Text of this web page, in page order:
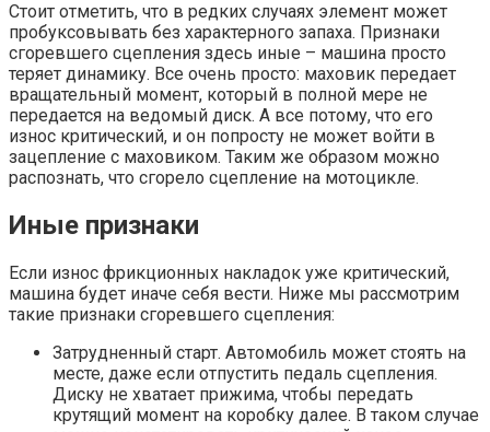
Стоит отметить, что в редких случаях элемент может
пробуксовывать без характерного запаха. Признаки
сгоревшего сцепления здесь иные – машина просто
теряет динамику. Все очень просто: маховик передает
вращательный момент, который в полной мере не
передается на ведомый диск. А все потому, что его
износ критический, и он попросту не может войти в
зацепление с маховиком. Таким же образом можно
распознать, что сгорело сцепление на мотоцикле.
Иные признаки
Если износ фрикционных накладок уже критический,
машина будет иначе себя вести. Ниже мы рассмотрим
такие признаки сгоревшего сцепления:
Затрудненный старт. Автомобиль может стоять на
месте, даже если отпустить педаль сцепления.
Диску не хватает прижима, чтобы передать
крутящий момент на коробку далее. В таком случае